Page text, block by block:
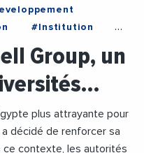
#Institution
Group, un
plus attrayante pour
décidé de renforcer sa
ce contexte, les autorités